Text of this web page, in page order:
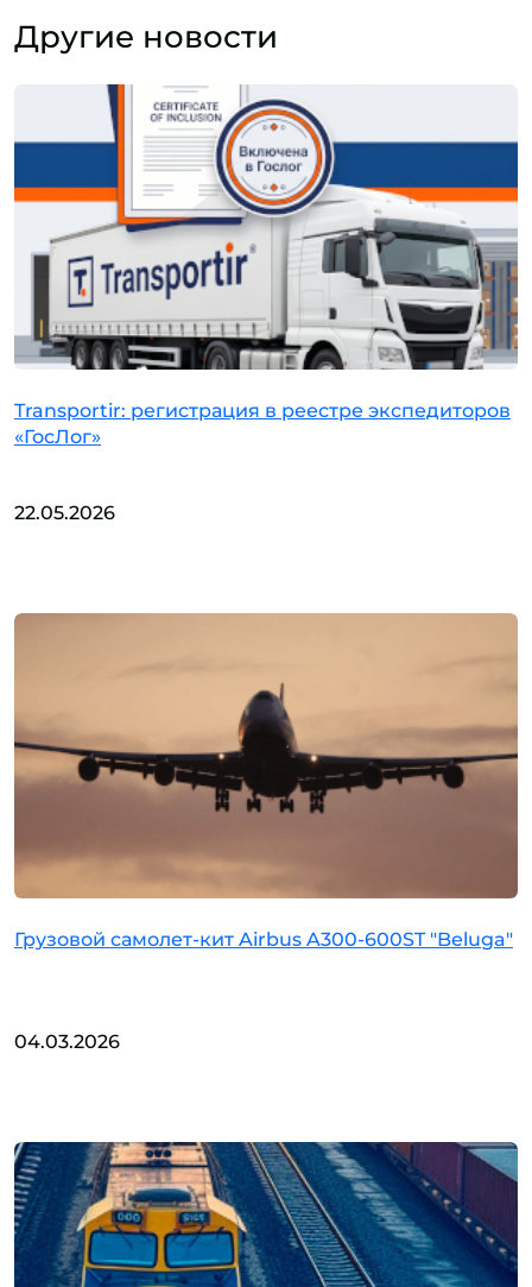
Другие новости
Transportir: регистрация в реестре экспедиторов
«ГосЛог»
22.05.2026
Грузовой самолет-кит Airbus A300-600ST "Beluga"
04.03.2026